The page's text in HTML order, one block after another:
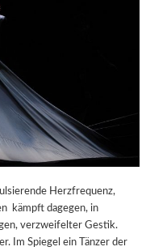
Herzfrequenz,
kämpft dagegen, in
verzweifelter Gestik.
Im Spiegel ein Tänzer der